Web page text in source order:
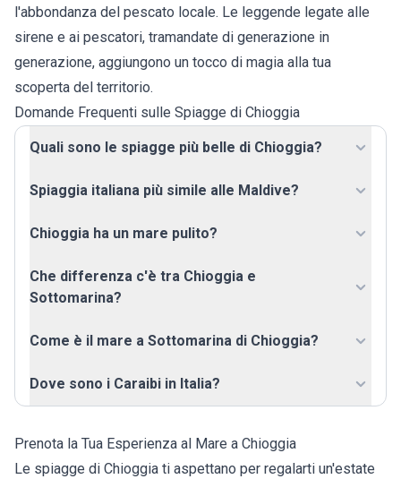
l'abbondanza del pescato locale. Le leggende legate alle
sirene e ai pescatori, tramandate di generazione in
generazione, aggiungono un tocco di magia alla tua
scoperta del territorio.
Domande Frequenti sulle Spiagge di Chioggia
Quali sono le spiagge più belle di Chioggia?
Spiaggia italiana più simile alle Maldive?
Chioggia ha un mare pulito?
Che differenza c'è tra Chioggia e
Sottomarina?
Come è il mare a Sottomarina di Chioggia?
Dove sono i Caraibi in Italia?
Prenota la Tua Esperienza al Mare a Chioggia
Le spiagge di Chioggia ti aspettano per regalarti un'estate